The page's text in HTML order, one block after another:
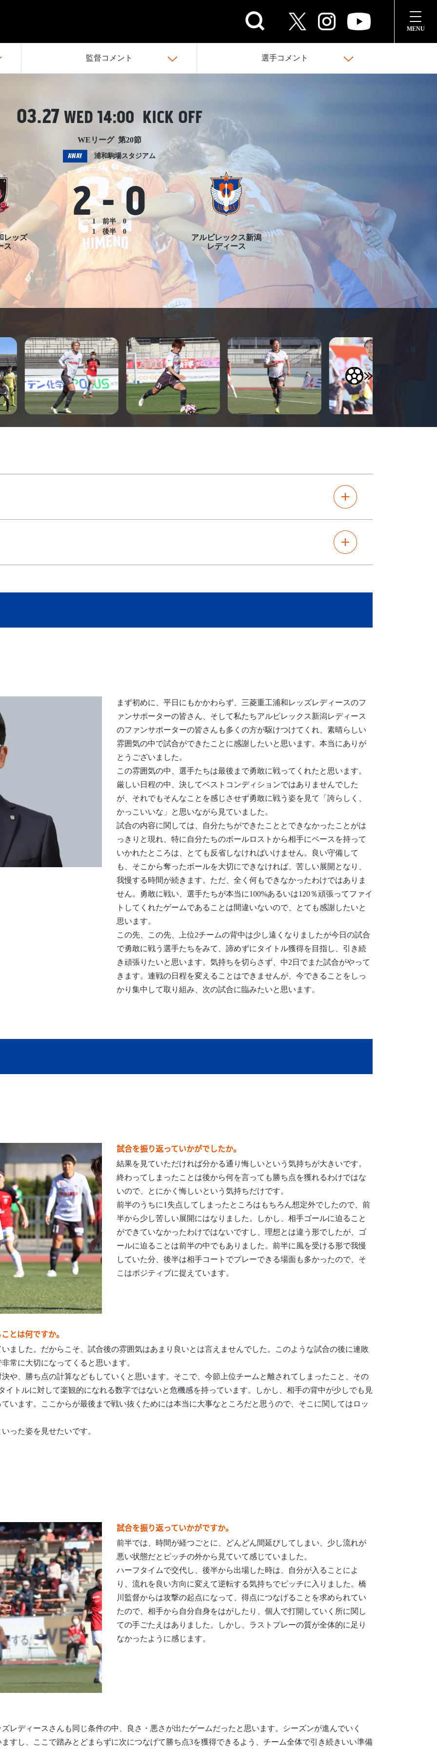
監督コメント 選手コメント
03.27 WED 14:00 KICK OFF
WEリーグ 第20節
AWAY
浦和駒場スタジアム
レッズ
ス
2-0
アルビレックス新潟
レディース
1 前半
0
1
後半 0
まず初めに、平日にもかかわらず、三菱重工浦和レッズレディースのフ
ァンサポーターの皆さん、そして私たちアルビレックス新潟レディース
のファンサポーターの皆さんも多くの方が駆けつけてくれ、素晴らしい
雰囲気の中で試合ができたことに感謝したいと思います。本当にありが
とうございました。
この雰囲気の中、選手たちは最後まで勇敢に戦ってくれたと思います。
厳しい日程の中、決してベストコンディションではありませんでした
が、それでもそんなことを感じさせず勇敢に戦う姿を見て「誇らしく、
かっこいいな」と思いながら見ていました。
試合の内容に関しては、自分たちができたこととできなかったことがは
っきりと現れ、特に自分たちのボールロストから相手にペースを持って
いかれたところは、とても反省しなければいけません。良い守備して
も、そこから奪ったボールを大切にできなければ、苦しい展開となり、
我慢する時間が続きます。ただ、全く何もできなかったわけではありま
せん。勇敢に戦い、選手たちが本当に100%あるいは120％頑張ってファイ
トしてくれたゲームであることは間違いないので、とても感謝したいと
思います。
この先、この先、上位2チームの背中は少し遠くなりましたが今日の試合
で勇敢に戦う選手たちをみて、諦めずにタイトル獲得を目指し、引き続
き頑張りたいと思います。気持ちを切らさず、中2日でまた試合がやって
きます。連戦の日程を変えることはできませんが、今できることをしっ
かり集中して取り組み、次の試合に臨みたいと思います。
試合を振り返っていかがでしたか。
結果を見ていただければ分かる通り悔しいという気持ちが大きいです。
終わってしまったことは後から何を言っても勝ち点を獲れるわけではな
いので、とにかく悔しいという気持ちだけです。
前半のうちに1失点してしまったところはもちろん想定外でしたので、前
半から少し苦しい展開にはなりました。しかし、相手ゴールに迫ること
ができていなかったわけではないですし、理想とは違う形でしたが、ゴ
ールに迫ることは前半の中でもありました。前半に風を受ける形で我慢
していた分、後半は相手コートでプレーできる場面も多かったので、そ
こはポジティブに捉えています。
とは何ですか。
ました。だからこそ、試合後の雰囲気はあまり良いとは言えませんでした。このような試合の後に連敗
常に大切になってくると思います。
や、勝ち点の計算などもしていくと思います。そこで、今節上位チームと離されてしまったこと、その
イトルに対して楽観的になれる数字ではないと危機感を持っています。しかし、相手の背中が少しでも見
います。ここからが最後まで戦い抜くためには本当に大事なところだと思うので、そこに関してはロッ
った姿を見せたいです。
試合を振り返っていかがですか。
前半では、時間が経つごとに、どんどん間延びしてしまい、少し流れが
悪い状態だとピッチの外から見ていて感じていました。
ハーフタイムで交代し、後半から出場した時は、自分が入ることによ
り、流れを良い方向に変えて逆転する気持ちでピッチに入りました。橋
川監督からは攻撃の起点になって、得点につなげることを求められてい
たので、相手から自分自身をはがしたり、個人で打開していく所に関し
ての手ごたえはありました。しかし、ラストプレーの質が全体的に足り
なかったように感じます。
レディースさんも同じ条件の中、良さ・悪さが出たゲームだったと思います。シーズンが進んでいく
すし、ここで踏みとどまらずに次につなげて勝ち点3を獲得できるよう、チーム全体で引き続きいい準備